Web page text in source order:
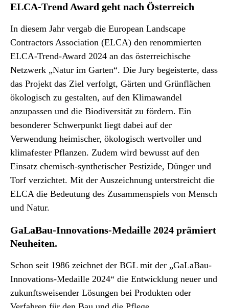
ELCA-Trend Award geht nach Österreich
In diesem Jahr vergab die European Landscape
Contractors Association (ELCA) den renommierten
ELCA-Trend-Award 2024 an das österreichische
Netzwerk „Natur im Garten“. Die Jury begeisterte, dass
das Projekt das Ziel verfolgt, Gärten und Grünflächen
ökologisch zu gestalten, auf den Klimawandel
anzupassen und die Biodiversität zu fördern. Ein
besonderer Schwerpunkt liegt dabei auf der
Verwendung heimischer, ökologisch wertvoller und
klimafester Pflanzen. Zudem wird bewusst auf den
Einsatz chemisch-synthetischer Pestizide, Dünger und
Torf verzichtet. Mit der Auszeichnung unterstreicht die
ELCA die Bedeutung des Zusammenspiels von Mensch
und Natur.
GaLaBau-Innovations-Medaille 2024 prämiert
Neuheiten.
Schon seit 1986 zeichnet der BGL mit der „GaLaBau-
Innovations-Medaille 2024“ die Entwicklung neuer und
zukunftsweisender Lösungen bei Produkten oder